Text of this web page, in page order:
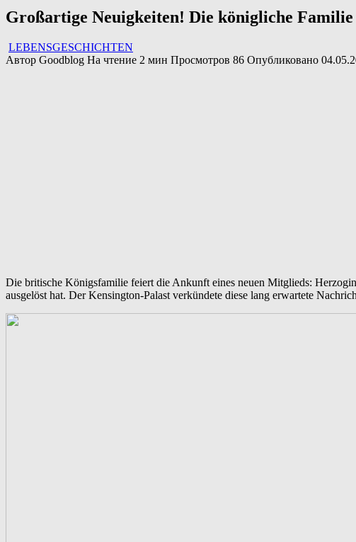
Großartige Neuigkeiten! Die königliche
LEBENSGESCHICHTEN
Автор Goodblog На чтение 2 мин Просмотров 86 Опубликовано
Die britische Königsfamilie feiert die Ankunft eines neuen Mitglieds:
ausgelöst hat. Der Kensington-Palast verkündete diese lang erwartete